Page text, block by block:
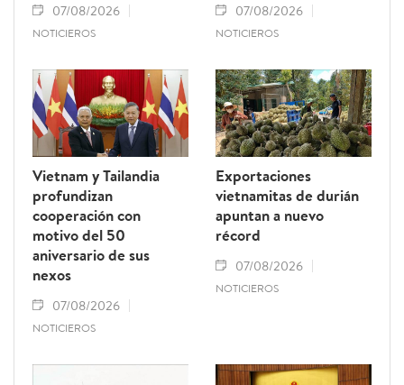
07/08/2026
NOTICIEROS
07/08/2026
NOTICIEROS
Vietnam y Tailandia
profundizan
cooperación con
motivo del 50
aniversario de sus
nexos
07/08/2026
NOTICIEROS
Exportaciones
vietnamitas de durián
apuntan a nuevo
récord
07/08/2026
NOTICIEROS